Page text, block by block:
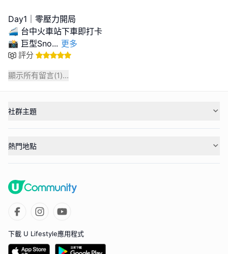
Day1｜零壓力開局
🚄 台中火車站下車即打卡
📸 巨型Sno... 更多
評分
顯示所有留言(1)...
社群主題
熱門地點
下載 U Lifestyle應用程式